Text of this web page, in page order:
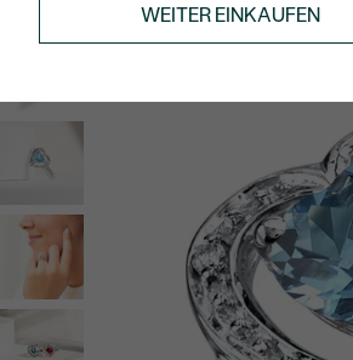
EDELSTEINRINGEWEITER EINKAUFEN